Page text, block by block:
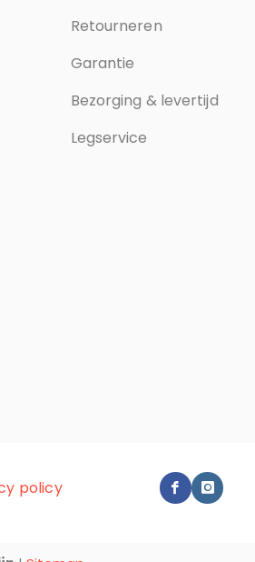
Retourneren
Garantie
Bezorging & levertijd
Legservice
policy